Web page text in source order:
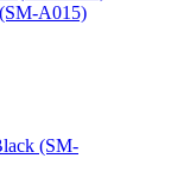
A015)